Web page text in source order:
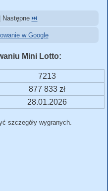
⏭️
w Google
Mini Lotto:
7213
877 833 zł
28.01.2026
szczegóły wygranych.